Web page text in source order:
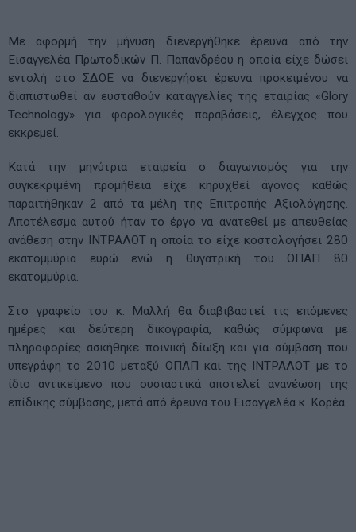
Με αφορμή την μήνυση διενεργήθηκε έρευνα από την
Εισαγγελέα Πρωτοδικών Π. Παπανδρέου η οποία είχε δώσει
εντολή στο ΣΔΟΕ να διενεργήσει έρευνα προκειμένου να
διαπιστωθεί αν ευσταθούν καταγγελίες της εταιρίας «Glory
Technology» για φορολογικές παραβάσεις, έλεγχος που
εκκρεμεί.
Κατά την μηνύτρια εταιρεία ο διαγωνισμός για την
συγκεκριμένη προμήθεια είχε κηρυχθεί άγονος καθώς
παραιτήθηκαν 2 από τα μέλη της Επιτροπής Αξιολόγησης.
Αποτέλεσμα αυτού ήταν το έργο να ανατεθεί με απευθείας
ανάθεση στην ΙΝΤΡΑΛΟΤ η οποία το είχε κοστολογήσει 280
εκατομμύρια ευρώ ενώ η θυγατρική του ΟΠΑΠ 80
εκατομμύρια.
Στο γραφείο του κ. Μαλλή θα διαβιβαστεί τις επόμενες
ημέρες και δεύτερη δικογραφία, καθώς σύμφωνα με
πληροφορίες ασκήθηκε ποινική δίωξη και για σύμβαση που
υπεγράφη το 2010 μεταξύ ΟΠΑΠ και της ΙΝΤΡΑΛΟΤ με το
ίδιο αντικείμενο που ουσιαστικά αποτελεί ανανέωση της
επίδικης σύμβασης, μετά από έρευνα του Εισαγγελέα κ. Κορέα.